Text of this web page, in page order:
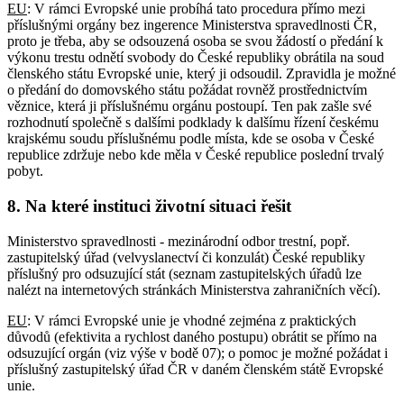
EU: V rámci Evropské unie probíhá tato procedura přímo mezi
příslušnými orgány bez ingerence Ministerstva spravedlnosti ČR,
proto je třeba, aby se odsouzená osoba se svou žádostí o předání k
výkonu trestu odnětí svobody do České republiky obrátila na soud
členského státu Evropské unie, který ji odsoudil. Zpravidla je možné
o předání do domovského státu požádat rovněž prostřednictvím
věznice, která ji příslušnému orgánu postoupí. Ten pak zašle své
rozhodnutí společně s dalšími podklady k dalšímu řízení českému
krajskému soudu příslušnému podle místa, kde se osoba v České
republice zdržuje nebo kde měla v České republice poslední trvalý
pobyt.
8. Na které instituci životní situaci řešit
Ministerstvo spravedlnosti - mezinárodní odbor trestní, popř.
zastupitelský úřad (velvyslanectví či konzulát) České republiky
příslušný pro odsuzující stát (seznam zastupitelských úřadů lze
nalézt na internetových stránkách Ministerstva zahraničních věcí).
EU: V rámci Evropské unie je vhodné zejména z praktických
důvodů (efektivita a rychlost daného postupu) obrátit se přímo na
odsuzující orgán (viz výše v bodě 07); o pomoc je možné požádat i
příslušný zastupitelský úřad ČR v daném členském státě Evropské
unie.